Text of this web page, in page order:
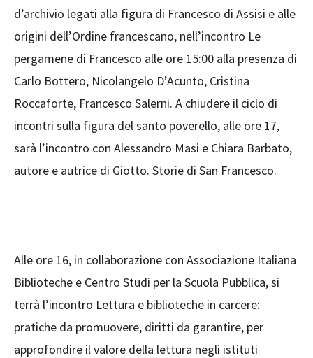
d’archivio legati alla figura di Francesco di Assisi e alle
origini dell’Ordine francescano, nell’incontro Le
pergamene di Francesco alle ore 15:00 alla presenza di
Carlo Bottero, Nicolangelo D’Acunto, Cristina
Roccaforte, Francesco Salerni. A chiudere il ciclo di
incontri sulla figura del santo poverello, alle ore 17,
sarà l’incontro con Alessandro Masi e Chiara Barbato,
autore e autrice di Giotto. Storie di San Francesco.
Alle ore 16, in collaborazione con Associazione Italiana
Biblioteche e Centro Studi per la Scuola Pubblica, si
terrà l’incontro Lettura e biblioteche in carcere:
pratiche da promuovere, diritti da garantire, per
approfondire il valore della lettura negli istituti